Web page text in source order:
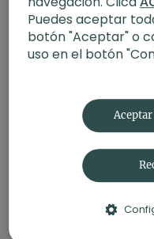
Contenido relacionado:
Xuan Lan
Puedes aceptar
botón "Aceptar" o
uso en el botón